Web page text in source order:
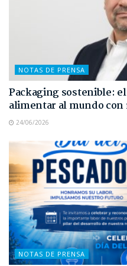
NOTAS DE PRENSA
Packaging sostenible:
alimentar al mundo
24/06/2026
NOTAS DE PRENSA